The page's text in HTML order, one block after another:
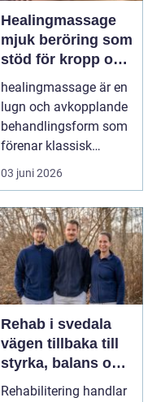
Healingmassage
mjuk beröring som
stöd för kropp och
själ
healingmassage är en
lugn och avkopplande
behandlingsform som
förenar klassisk
massage med
energibas...
03 juni 2026
Rehab i svedala
vägen tillbaka till
styrka, balans och
vardag
Rehabilitering handlar